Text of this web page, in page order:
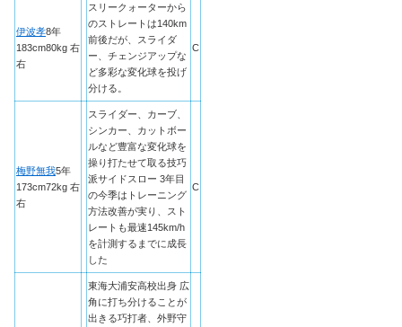
伊波孝8年
183cm80kg 右
右
スリークォーターから
のストレートは140km
前後だが、スライダ
ー、チェンジアップな
ど多彩な変化球を投げ
分ける。
C
梅野無我5年
173cm72kg 右
右
スライダー、カーブ、
シンカー、カットボー
ルなど豊富な変化球を
操り打たせて取る技巧
派サイドスロー 3年目
の今季はトレーニング
方法改善が実り、スト
レートも最速145km/h
を計測するまでに成長
した
C
東海大浦安高校出身 広
角に打ち分けることが
出きる巧打者、外野守